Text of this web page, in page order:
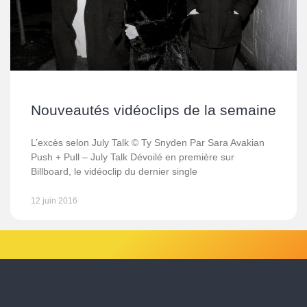
Nouveautés vidéoclips de la semaine
L’excès selon July Talk © Ty Snyden Par Sara Avakian
Push + Pull – July Talk Dévoilé en première sur
Billboard, le vidéoclip du dernier single
12 juin 2016